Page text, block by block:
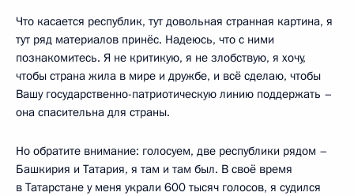
Что касается республик, тут довольная странная картина, я
тут ряд материалов принёс. Надеюсь, что с ними
познакомитесь. Я не критикую, я не злобствую, я хочу,
чтобы страна жила в мире и дружбе, и всё сделаю, чтобы
Вашу государственно-патриотическую линию поддержать –
она спасительна для страны.
Но обратите внимание: голосуем, две республики рядом –
Башкирия и Татария, я там и там был. В своё время
в Татарстане у меня украли 600 тысяч голосов, я судился